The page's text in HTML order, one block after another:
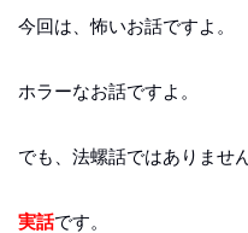
今回は、怖いお話ですよ。
ホラーなお話ですよ。
でも、法螺話ではありません
実話です。